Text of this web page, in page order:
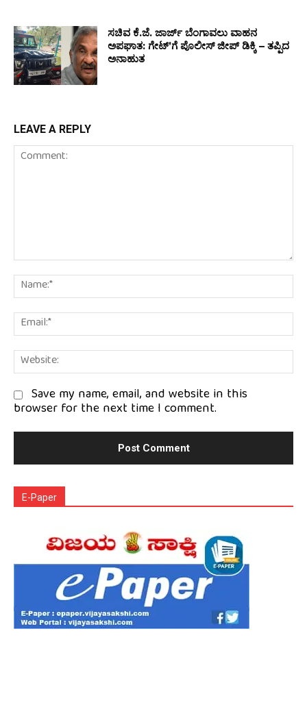
ಸಚಿವ ಕೆ.ಜೆ. ಜಾರ್ಜ್ ಬೆಂಗಾವಲು ವಾಹನ
ಅಪಘಾತ: ಗೇಟ್ʼಗೆ ಪೊಲೀಸ್ ಜೀಪ್ ಡಿಕ್ಕಿ – ತಪ್ಪಿದ
ಅನಾಹುತ
LEAVE A REPLY
Comment:
Save my name, email, and website in this
browser for the next time I comment.
E-Paper